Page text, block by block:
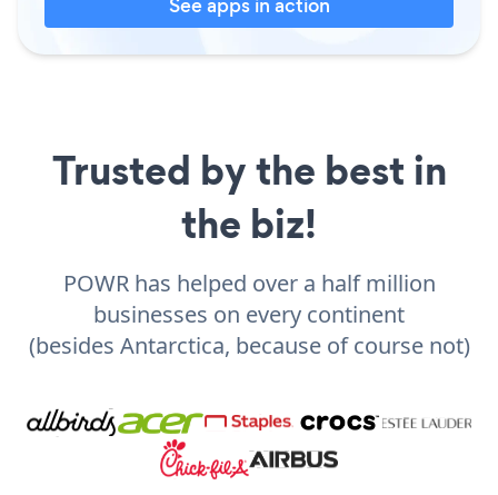
See apps in action
Trusted by the best in
the biz!
POWR has helped over a half million
businesses on every continent
(besides Antarctica, because of course not)